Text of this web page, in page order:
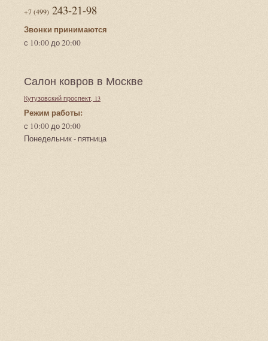
+7 (499) 243-21-98
Звонки принимаются
с 10:00 до 20:00
Салон ковров в Москве
Кутузовский проспект, 13
Режим работы:
с 10:00 до 20:00
Понедельник - пятница